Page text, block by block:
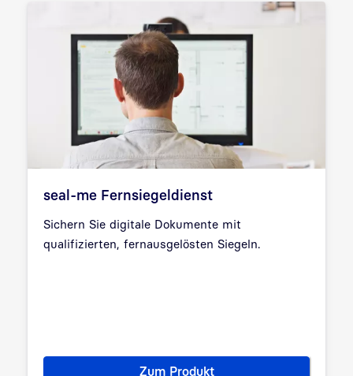
seal-me Fernsiegeldienst
Sichern Sie digitale Dokumente mit
qualifizierten, fernausgelösten Siegeln.
Zum Produkt